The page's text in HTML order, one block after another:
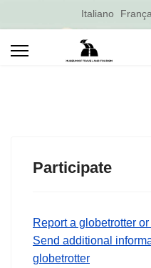
Select your
Italiano
Participate
Report a globetrotter
Send additional
globetrotter